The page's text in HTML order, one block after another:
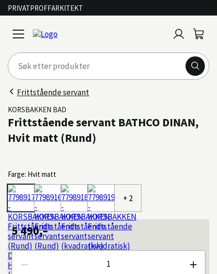
PRIVATPROFFARKITEKT
open
menu
inn
Frittstående servant
KORSBAKKEN BAD
Frittstående servant BATHCO DINAN,
Hvit matt (Rund)
Farge: Hvit matt
+ 2
5 490,–
Antall